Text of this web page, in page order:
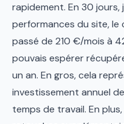
rapidement. En 30 jours,
performances du site, le
passé de 210 €/mois à
pouvais espérer
un an. En gros, cela
investissement annuel
temps de travail. En